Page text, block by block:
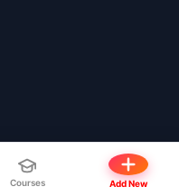
Courses Add New